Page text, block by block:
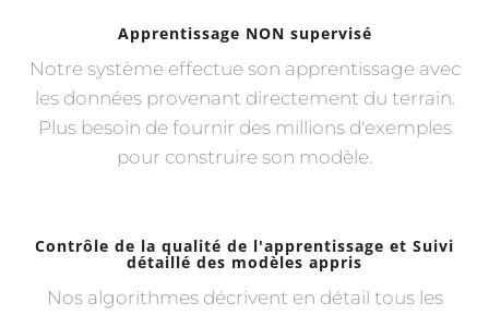
Apprentissage NON supervisé
Notre système effectue son apprentissage avec
les données provenant directement du terrain.
Plus besoin de fournir des millions d'exemples
pour construire son modèle.
Contrôle de la qualité de l'apprentissage et Suivi
détaillé des modèles appris
Nos algorithmes décrivent en détail tous les